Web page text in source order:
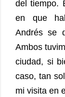
del tiempo.
en que
Andrés se
Ambos
ciudad, si
caso, tan
mi visita en